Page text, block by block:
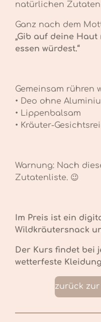
natürlichen
Ganz nach dem
„Gib auf deine
essen würdest.“
Gemeinsam rühren
• Deo ohne
• Lippenbalsam
• Kräuter-
Warnung: Nach
Zutatenliste. 😉
Im Preis ist ein
Wildkräutersnack
Der Kurs findet bei
wetterfeste
zurück